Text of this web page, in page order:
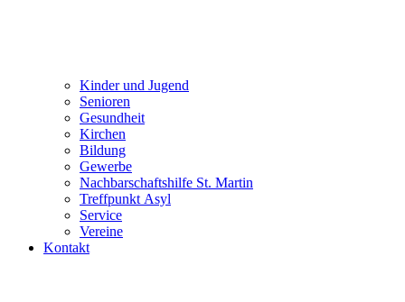
Kinder und Jugend
Senioren
Gesundheit
Kirchen
Bildung
Gewerbe
Nachbarschaftshilfe St. Martin
Treffpunkt Asyl
Service
Vereine
Kontakt